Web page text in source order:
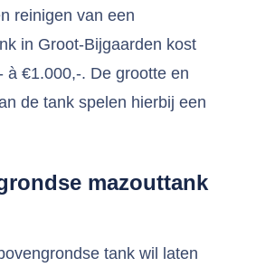
reinigen van een
in Groot-Bijgaarden kost
à €1.000,-. De grootte en
de tank spelen hierbij een
mazouttank
tank wil laten